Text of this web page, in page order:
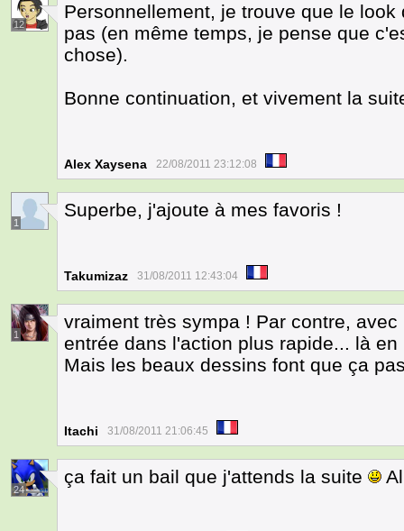
12
Personnellement, je trouve que le
pas (en même temps, je pense que
chose).
Bonne continuation, et vivement la
Alex Xaysena 22/08/2011 23:12:08
1
Superbe, j'ajoute à mes favoris !
Takumizaz 31/08/2011 12:43:04
1
vraiment très sympa ! Par contre,
entrée dans l'action plus rapide... là
Mais les beaux dessins font que ça
Itachi 31/08/2011 21:06:45
24
ça fait un bail que j'attends la suite